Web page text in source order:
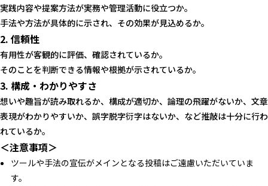
実践内容や提案方法が実務や管理活動に役立つか。
手法や方法が具体的に示され、その効果が見込めるか。
2. 信頼性
有用性が客観的に評価、確認されているか。
そのことを判断できる情報や根拠が示されているか。
3. 構成・わかりやすさ
想いや趣旨が読み取れるか、構成が適切か、論理の飛躍がないか、文章
表現がわかりやすいか、誤字脱字衍字はないか、など推敲は十分に行わ
れているか。
＜注意事項＞
ツールや手法の宣伝がメインとなる投稿はご遠慮いただいていま
す。